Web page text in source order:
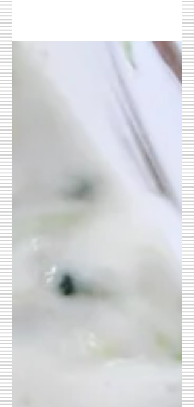
Kanskje ikke en like høstlig rett som jeg har delt
tidligere, men alt må jo ikke være gresskar eller